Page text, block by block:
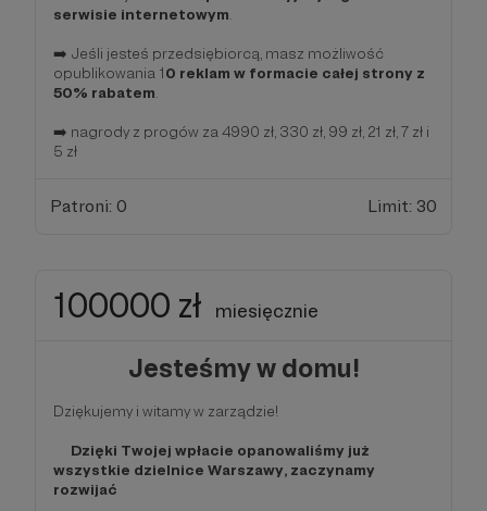
serwisie internetowym
➡️ Jeśli jesteś przedsiębiorcą, masz możliwość
opublikowania 10 reklam w formacie całej strony z
50% rabatem
➡️ nagrody z progów za 4990 zł, 330 zł, 99 zł, 21 zł, 7 zł i
5 zł
Patroni: 0 Limit: 30
100000 zł miesięcznie
Jesteśmy w domu!
Dziękujemy i witamy w zarządzie!
Dzięki Twojej wpłacie opanowaliśmy już
wszystkie dzielnice Warszawy, zaczynamy
rozwijać